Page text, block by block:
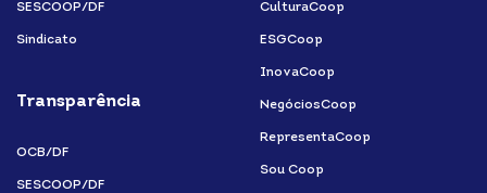
SESCOOP/DF
Sindicato
Transparência
OCB/DF
SESCOOP/DF
CulturaCoop
ESGCoop
InovaCoop
NegóciosCoop
RepresentaCoop
Sou Coop